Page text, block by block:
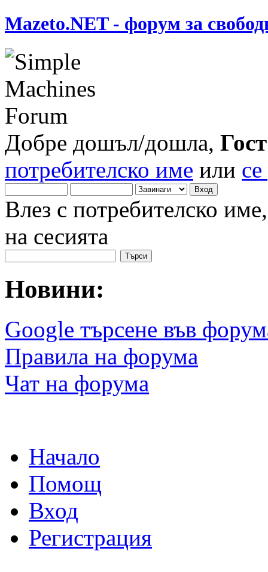
Mazeto.NET - форум за
Добре дошъл/дошла, Гост
потребителско име или
Влез с потребителско
на сесията
Новини:
Google търсене във
Правила на форума
Чат на форума
Начало
Помощ
Вход
Регистрация